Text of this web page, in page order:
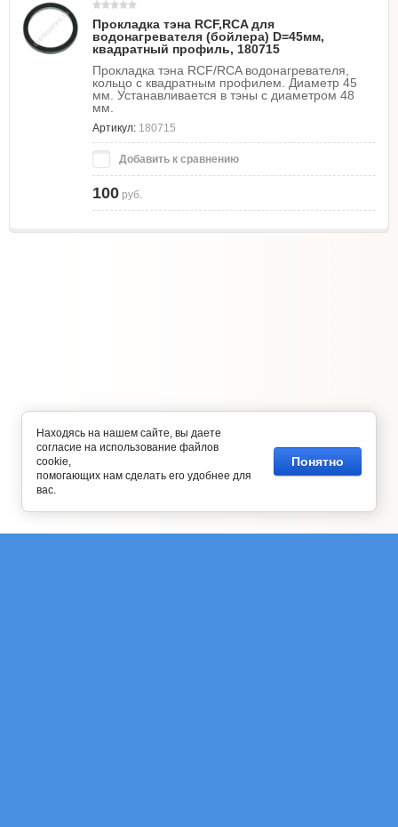
Прокладка тэна RCF,RCA для
водонагревателя (бойлера) D=45мм,
квадратный профиль, 180715
Прокладка тэна RCF/RCA водонагревателя,
кольцо с квадратным профилем. Диаметр 45
мм. Устанавливается в тэны с диаметром 48
мм.
Артикул: 180715
Добавить к сравнению
100 руб.
Находясь на нашем сайте, вы даете
согласие на использование файлов
cookie,
помогающих нам сделать его удобнее для
вас.
Понятно